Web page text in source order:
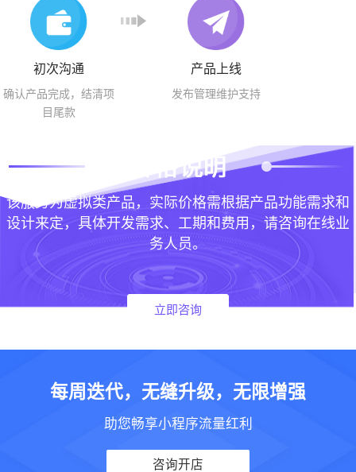
初次沟通
确认产品完成，结清项
目尾款
产品上线
发布管理维护支持
该服务为虚拟类产品，实际价格需根据产品功能需求和
设计来定，具体开发需求、工期和费用，请咨询在线业
务人员。
立即咨询
每周迭代，无缝升级，无限增强
助您畅享小程序流量红利
咨询开店